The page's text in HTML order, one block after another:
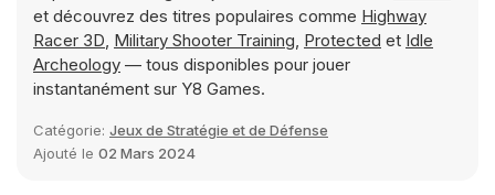
et découvrez des titres populaires comme Highway
Racer 3D, Military Shooter Training, Protected et Idle
Archeology — tous disponibles pour jouer
instantanément sur Y8 Games.
Catégorie: Jeux de Stratégie et de Défense
Ajouté le 02 Mars 2024